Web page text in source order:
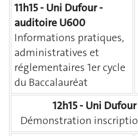
11h15 - Uni Dufour -
auditoire U600
Informations pratiques,
administratives et
réglementaires 1er cycle
du Baccalauréat
12h15 - Uni
Démonstration